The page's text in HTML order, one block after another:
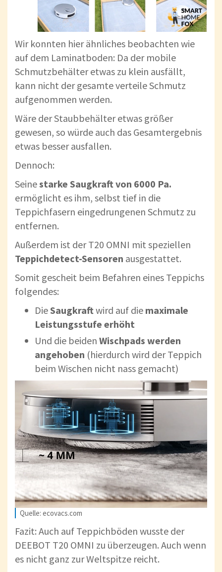
Wir konnten hier ähnliches beobachten wie
auf dem Laminatboden: Da der mobile
Schmutzbehälter etwas zu klein ausfällt,
kann nicht der gesamte verteile Schmutz
aufgenommen werden.
Wäre der Staubbehälter etwas größer
gewesen, so würde auch das Gesamtergebnis
etwas besser ausfallen.
Dennoch:
Seinestarke Saugkraft von 6000 Pa.
ermöglicht es ihm, selbst tief in die
Teppichfasern eingedrungenen Schmutz zu
entfernen.
Außerdem ist der T20 OMNI mit speziellen
Teppichdetect-Sensoren ausgestattet.
Somit gescheit beim Befahren eines Teppichs
folgendes:
DieSaugkraft wird auf die maximale
Leistungsstufe erhöht
Und die beiden Wischpads werden
angehoben (hierdurch wird der Teppich
beim Wischen nicht nass gemacht)
Quelle: ecovacs.com
Fazit: Auch auf Teppichböden wusste der
DEEBOT T20 OMNI zu überzeugen. Auch wenn
es nicht ganz zur Weltspitze reicht.